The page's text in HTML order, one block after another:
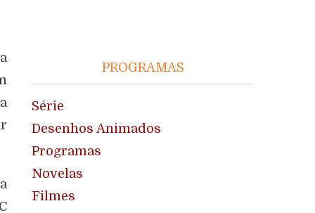
PROGRAMAS
Série
Desenhos Animados
Programas
Novelas
Filmes